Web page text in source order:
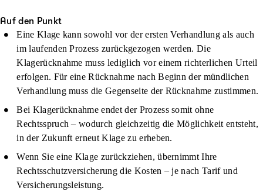
Auf den Punkt
Eine Klage kann sowohl vor der ersten Verhandlung als auch
im laufenden Prozess zurückgezogen werden. Die
Klagerücknahme muss lediglich vor einem richterlichen Urteil
erfolgen. Für eine Rücknahme nach Beginn der mündlichen
Verhandlung muss die Gegenseite der Rücknahme zustimmen.
Bei Klagerücknahme endet der Prozess somit ohne
Rechtsspruch – wodurch gleichzeitig die Möglichkeit entsteht,
in der Zukunft erneut Klage zu erheben.
Wenn Sie eine Klage zurückziehen, übernimmt Ihre
Rechtsschutzversicherung die Kosten – je nach Tarif und
Versicherungsleistung.